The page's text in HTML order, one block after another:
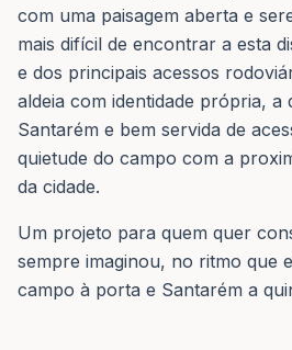
com uma paisagem aberta e
mais difícil de encontrar a esta
e dos principais acessos
aldeia com identidade própria, a
Santarém e bem servida de
quietude do campo com a
da cidade.
Um projeto para quem quer
sempre imaginou, no ritmo que
campo à porta e Santarém a